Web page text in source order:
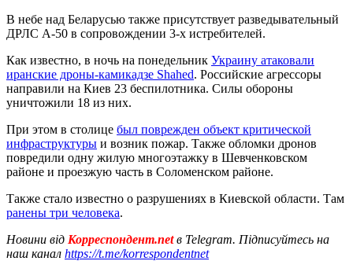
В небе над Беларусью также присутствует разведывательный
ДРЛС А-50 в сопровождении 3-х истребителей.
Как известно, в ночь на понедельник Украину атаковали
иранские дроны-камикадзе Shahed. Российские агрессоры
направили на Киев 23 беспилотника. Силы обороны
уничтожили 18 из них.
При этом в столице был поврежден объект критической
инфраструктуры и возник пожар. Также обломки дронов
повредили одну жилую многоэтажку в Шевченковском
районе и проезжую часть в Соломенском районе.
Также стало известно о разрушениях в Киевской области. Там
ранены три человека.
Новини від Корреспондент.netв Telegram. Підписуйтесь на
наш канал https://t.me/korrespondentnet